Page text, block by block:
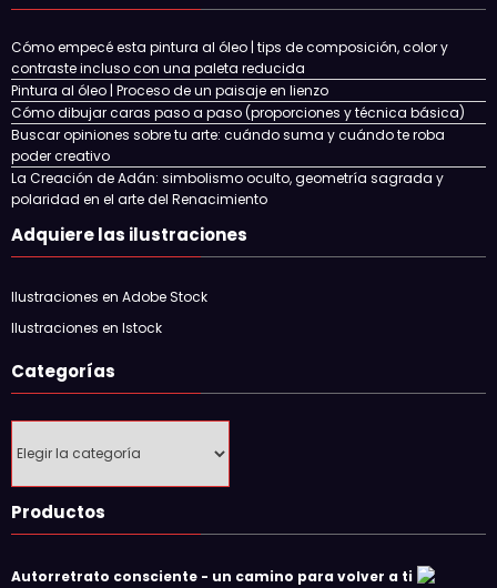
Cómo empecé esta pintura al óleo | tips de composición, color y
contraste incluso con una paleta reducida
Pintura al óleo | Proceso de un paisaje en lienzo
Cómo dibujar caras paso a paso (proporciones y técnica básica)
Buscar opiniones sobre tu arte: cuándo suma y cuándo te roba
poder creativo
La Creación de Adán: simbolismo oculto, geometría sagrada y
polaridad en el arte del Renacimiento
Adquiere las ilustraciones
Ilustraciones en Adobe Stock
Ilustraciones en Istock
Categorías
Productos
Autorretrato consciente - un camino para volver a ti